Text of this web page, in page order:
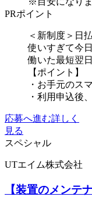
PRポイント
＜新制度＞日
使いすぎて今
働いた最短翌
【ポイント】
・お手元のス
・利用申込後
応募へ進む詳しく
見る
スペシャル
UTエイム株式会社
【装置のメンテ